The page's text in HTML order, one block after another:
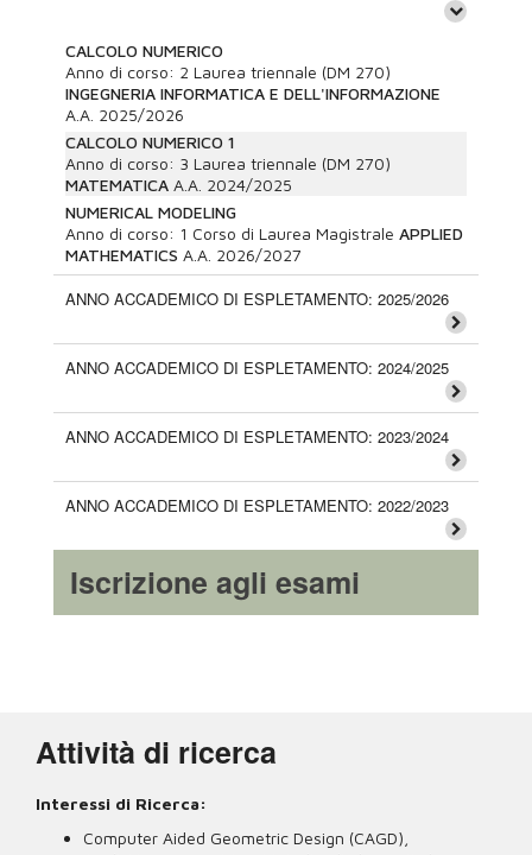
CALCOLO NUMERICO
Anno di corso: 2 Laurea triennale (DM 270)
INGEGNERIA INFORMATICA E DELL'INFORMAZIONE
A.A. 2025/2026
CALCOLO NUMERICO 1
Anno di corso: 3 Laurea triennale (DM 270)
MATEMATICA A.A. 2024/2025
NUMERICAL MODELING
Anno di corso: 1 Corso di Laurea Magistrale APPLIED
MATHEMATICS A.A. 2026/2027
ANNO ACCADEMICO DI ESPLETAMENTO: 2025/2026
ANNO ACCADEMICO DI ESPLETAMENTO: 2024/2025
ANNO ACCADEMICO DI ESPLETAMENTO: 2023/2024
ANNO ACCADEMICO DI ESPLETAMENTO: 2022/2023
Iscrizione agli esami
Attività di ricerca
Interessi di Ricerca:
Computer Aided Geometric Design (CAGD),